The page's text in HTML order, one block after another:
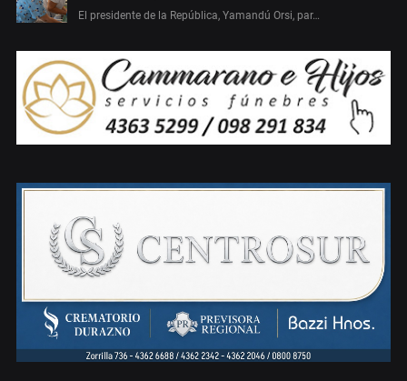
El presidente de la República, Yamandú Orsi, par…